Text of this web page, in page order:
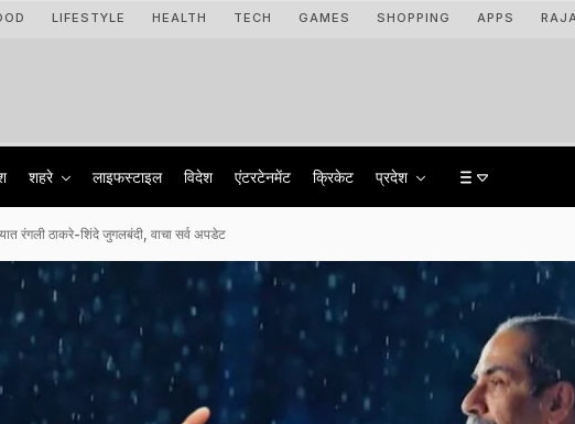
LIFESTYLE HEALTH TECH GAMES SHOPPING APPS
शहरे लाइफस्टाइल विदेश एंटरटेनमेंट क्रिकेट प्रदेश
ठाकरे-शिंदे जुगलबंदी, वाचा सर्व अपडेट